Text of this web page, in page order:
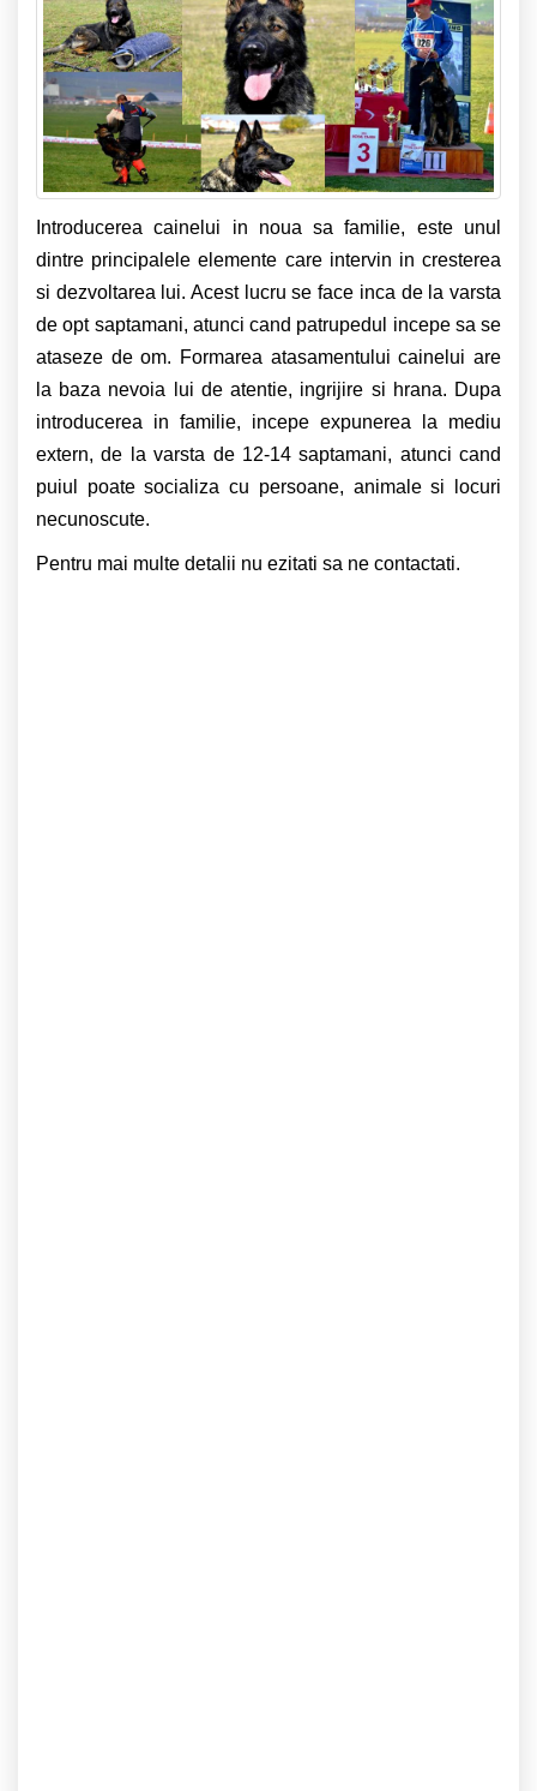
Introducerea cainelui in noua sa familie, este unul
dintre principalele elemente care intervin in cresterea
si dezvoltarea lui. Acest lucru se face inca de la varsta
de opt saptamani, atunci cand patrupedul incepe sa se
ataseze de om. Formarea atasamentului cainelui are
la baza nevoia lui de atentie, ingrijire si hrana. Dupa
introducerea in familie, incepe expunerea la mediu
extern, de la varsta de 12-14 saptamani, atunci cand
puiul poate socializa cu persoane, animale si locuri
necunoscute.
Pentru mai multe detalii nu ezitati sa ne contactati.